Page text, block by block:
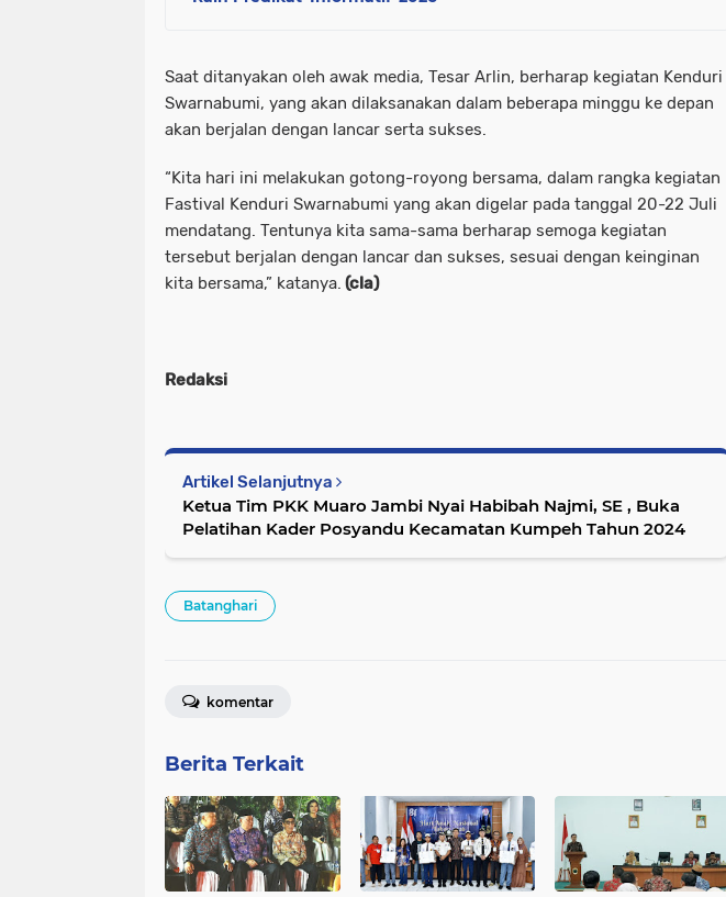
Saat ditanyakan oleh awak media, Tesar Arlin, berharap kegiatan Kenduri
Swarnabumi, yang akan dilaksanakan dalam beberapa minggu ke depan
akan berjalan dengan lancar serta sukses.
“Kita hari ini melakukan gotong-royong bersama, dalam rangka kegiatan
Fastival Kenduri Swarnabumi yang akan digelar pada tanggal 20-22 Juli
mendatang. Tentunya kita sama-sama berharap semoga kegiatan
tersebut berjalan dengan lancar dan sukses, sesuai dengan keinginan
kita bersama,” katanya. (cla)
Redaksi
Artikel Selanjutnya
Ketua Tim PKK Muaro Jambi Nyai Habibah Najmi, SE , Buka
Pelatihan Kader Posyandu Kecamatan Kumpeh Tahun 2024
Batanghari
komentar
Berita Terkait